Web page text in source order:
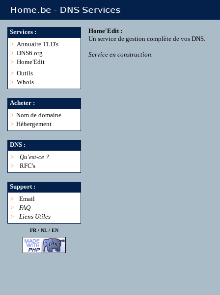
Services :
> Annuaire TLD's
> DNS6.org
> Home'Edit
> Outils
> Whois
Acheter :
> Nom de domaine
> Hébergement
DNS :
>
Qu'est-ce ?
>
RFC's
Support :
>
Email
>
FAQ
>
Liens Utiles
FR / NL/ EN
Home'Edit :
Un service de gestion complète de vos DNS.
Service en construction.